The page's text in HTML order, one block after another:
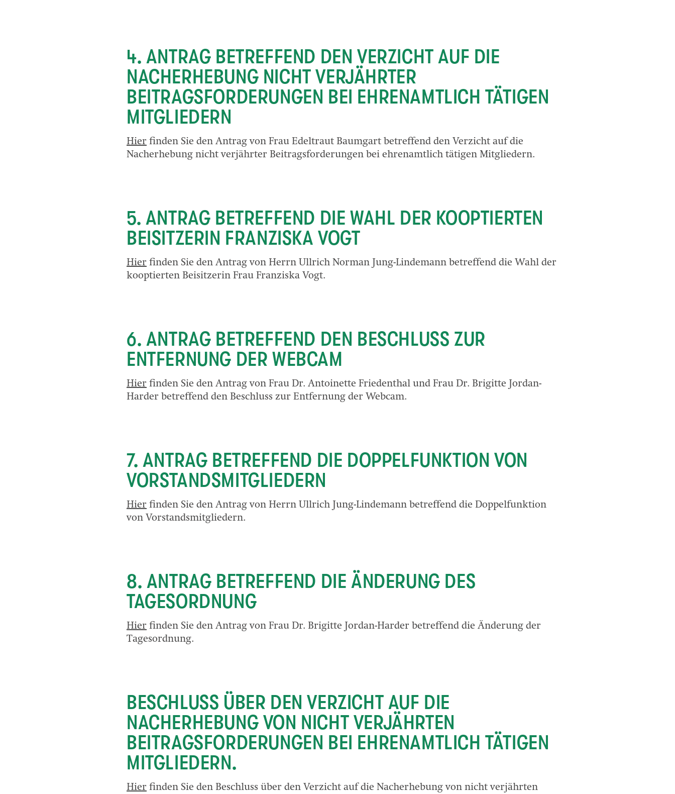
4. ANTRAG BETREFFEND DEN VERZICHT AUF DIE
NACHERHEBUNG NICHT VERJÄHRTER
BEITRAGSFORDERUNGEN BEI EHRENAMTLICH TÄTIGEN
MITGLIEDERN
Hier finden Sie den Antrag von Frau Edeltraut Baumgart betreffend den Verzicht auf die
Nacherhebung nicht verjährter Beitragsforderungen bei ehrenamtlich tätigen Mitgliedern.
5. ANTRAG BETREFFEND DIE WAHL DER KOOPTIERTEN
BEISITZERIN FRANZISKA VOGT
Hier finden Sie den Antrag von Herrn Ullrich Norman Jung-Lindemann betreffend die Wahl der
kooptierten Beisitzerin Frau Franziska Vogt.
6. ANTRAG BETREFFEND DEN BESCHLUSS ZUR
ENTFERNUNG DER WEBCAM
Hier finden Sie den Antrag von Frau Dr. Antoinette Friedenthal und Frau Dr. Brigitte Jordan-
Harder betreffend den Beschluss zur Entfernung der Webcam.
7. ANTRAG BETREFFEND DIE DOPPELFUNKTION VON
VORSTANDSMITGLIEDERN
Hier finden Sie den Antrag von Herrn Ullrich Jung-Lindemann betreffend die Doppelfunktion
von Vorstandsmitgliedern.
8. ANTRAG BETREFFEND DIE ÄNDERUNG DES
TAGESORDNUNG
Hier finden Sie den Antrag von Frau Dr. Brigitte Jordan-Harder betreffend die Änderung der
Tagesordnung.
BESCHLUSS ÜBER DEN VERZICHT AUF DIE
NACHERHEBUNG VON NICHT VERJÄHRTEN
BEITRAGSFORDERUNGEN BEI EHRENAMTLICH TÄTIGEN
MITGLIEDERN.
Hier finden Sie den Beschluss über den Verzicht auf die Nacherhebung von nicht verjährten